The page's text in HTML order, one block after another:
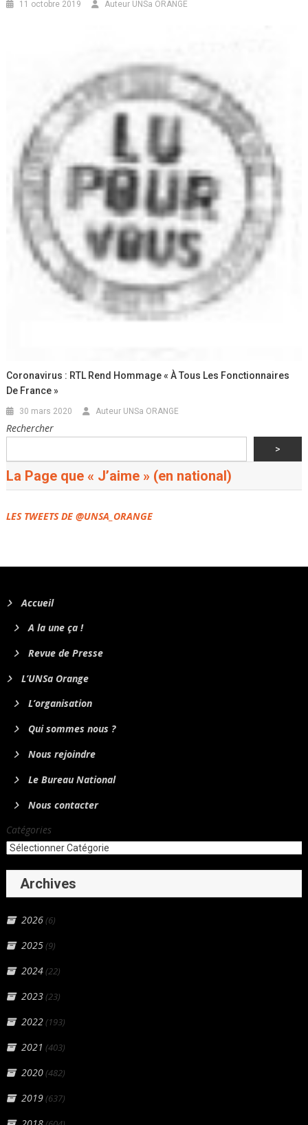
11 octobre 2019 Auteur UNSa ORANGE
Coronavirus : RTL Rend Hommage « À Tous Les Fonctionnaires
De France »
30 mars 2020 Auteur UNSa ORANGE
Rechercher
>
La Page que « J’aime » (en national)
LES TWEETS DE @UNSA_ORANGE
Accueil
A la une ça !
Revue de Presse
L’UNSa Orange
L’organisation
Qui sommes nous ?
Nous rejoindre
Le Bureau National
Nous contacter
Catégories
Archives
2026(6)
2025(9)
2024(22)
2023(23)
2022(193)
2021 (403)
2020(482)
2019(637)